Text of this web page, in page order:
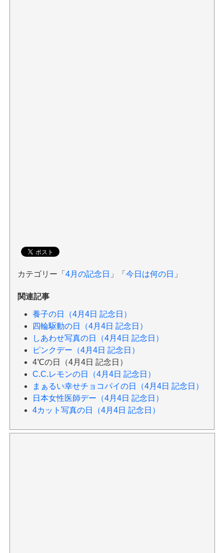
カテゴリー「 4月の記念日 」「 今日は何の日 」
関連記事
養子の日（4月4日 記念日）
四輪駆動の日（4月4日 記念日）
しあわせ写真の日（4月4日 記念日）
ピンクデー（4月4日 記念日）
4℃の日（4月4日 記念日）
C.C.レモンの日（4月4日 記念日）
まぁるい幸せチョコパイの日（4月4日 記念日）
日本女性医師デー（4月4日 記念日）
4カット写真の日（4月4日 記念日）